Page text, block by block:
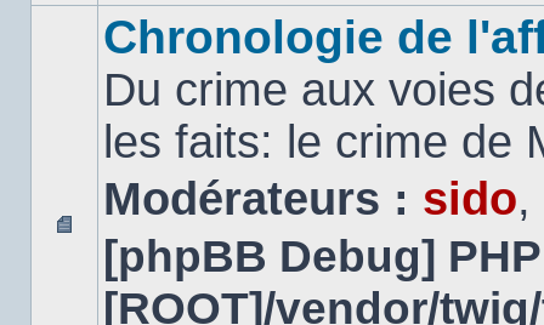
Aucun
message
non
Chronologie de
Du crime aux voies
les faits: le crime de
Modérateurs : sido,
[phpBB Debug]
[ROOT]/vendor/